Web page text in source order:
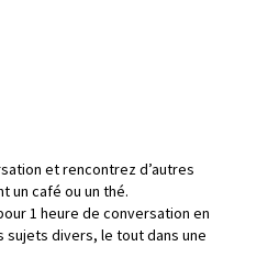
et rencontrez d’autres
un café ou un thé.
1 heure de conversation en
divers, le tout dans une